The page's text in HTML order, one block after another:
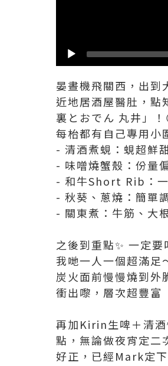
晏晝機飛關西，出
近地居酒屋醫肚，
裏とおでん 丸井」！
每枱都有自己專用小
- 清酒煮蜆：蜆超鮮
- 味噌燒蟹殼：份量
- 和牛Short Rib：一
- 秋葵、蔥燒：簡單
- 關東煮：牛筋、大
之後到重點✨ 一定要
我哋一人一個超滿足
炭火面前慢慢燒到外
衝出嚟，層次超豐富
再加Kirin生啤＋清
點，無論做夜宵定
好正，已經Mark定